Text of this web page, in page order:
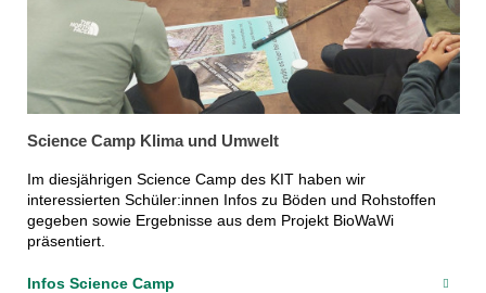
Science Camp Klima und Umwelt
Im diesjährigen Science Camp des KIT haben wir
interessierten Schüler:innen Infos zu Böden und Rohstoffen
gegeben sowie Ergebnisse aus dem Projekt BioWaWi
präsentiert.
Infos Science Camp